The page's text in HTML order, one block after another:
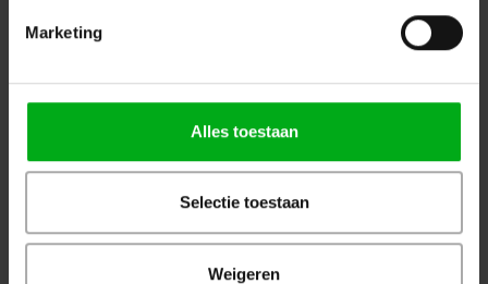
Marketing
Alles toestaan
Selectie toestaan
Weigeren